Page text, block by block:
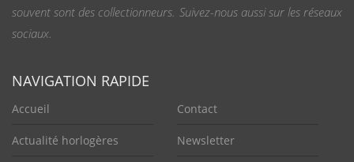
souvent sont des collectionneurs. Suivez-nous aussi sur les réseaux
sociaux.
NAVIGATION RAPIDE
Accueil
Actualité horlogères
Contact
Newsletter